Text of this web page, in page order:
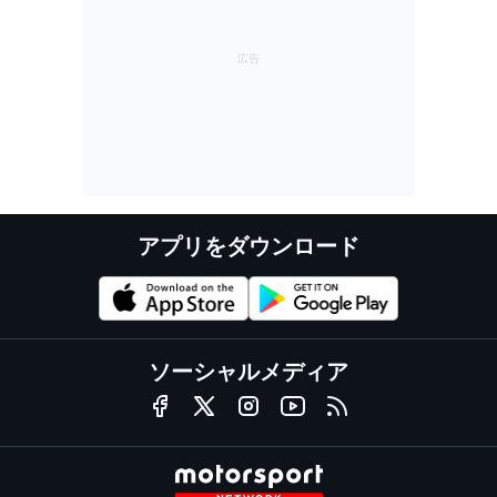
アプリをダウンロード
ソーシャルメディア